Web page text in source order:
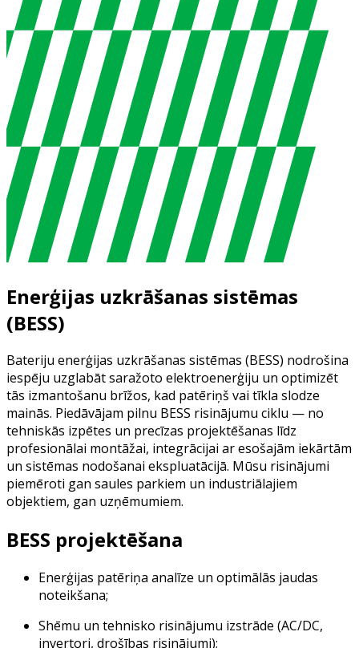
Enerģijas uzkrāšanas sistēmas
(BESS)
Bateriju enerģijas uzkrāšanas sistēmas (BESS) nodrošina
iespēju uzglabāt saražoto elektroenerģiju un optimizēt
tās izmantošanu brīžos, kad patēriņš vai tīkla slodze
mainās. Piedāvājam pilnu BESS risinājumu ciklu — no
tehniskās izpētes un precīzas projektēšanas līdz
profesionālai montāžai, integrācijai ar esošajām iekārtām
un sistēmas nodošanai ekspluatācijā. Mūsu risinājumi
piemēroti gan saules parkiem un industriālajiem
objektiem, gan uzņēmumiem.
BESS projektēšana
Enerģijas patēriņa analīze un optimālās jaudas
noteikšana;
Shēmu un tehnisko risinājumu izstrāde (AC/DC,
invertori, drošības risinājumi);